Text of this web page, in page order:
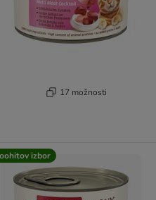
17 možnosti
izbor